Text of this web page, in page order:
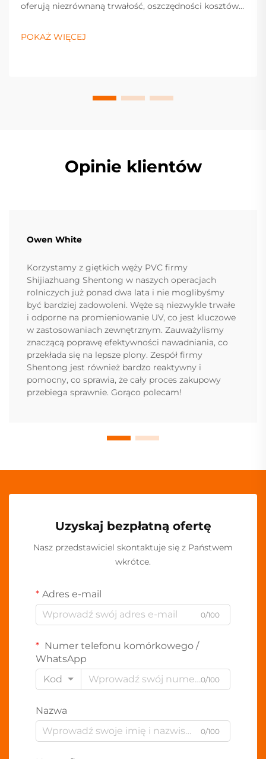
oferują niezrównaną trwałość, oszczędności kosztów i
mieszkaniowych. Dowiedz się więcej już teraz.
POKAŻ WIĘCEJ
Opinie klientów
Owen White
Korzystamy z giętkich węży PVC firmy
Shijiazhuang Shentong w naszych operacjach
rolniczych już ponad dwa lata i nie moglibyśmy
być bardziej zadowoleni. Węże są niezwykle trwałe
i odporne na promieniowanie UV, co jest kluczowe
w zastosowaniach zewnętrznym. Zauważylismy
znaczącą poprawę efektywności nawadniania, co
przekłada się na lepsze plony. Zespół firmy
Shentong jest również bardzo reaktywny i
pomocny, co sprawia, że cały proces zakupowy
przebiega sprawnie. Gorąco polecam!
Uzyskaj bezpłatną ofertę
Nasz przedstawiciel skontaktuje się z Państwem
wkrótce.
Adres e-mail
0/100
Numer telefonu komórkowego /
WhatsApp
Kod
0/100
Nazwa
0/100